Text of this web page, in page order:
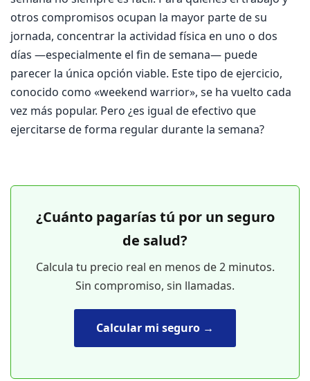
otros compromisos ocupan la mayor parte de su
jornada, concentrar la actividad física en uno o dos
días —especialmente el fin de semana— puede
parecer la única opción viable. Este tipo de ejercicio,
conocido como «weekend warrior», se ha vuelto cada
vez más popular. Pero ¿es igual de efectivo que
ejercitarse de forma regular durante la semana?
¿Cuánto pagarías tú por un seguro
de salud?
Calcula tu precio real en menos de 2 minutos.
Sin compromiso, sin llamadas.
Calcular mi seguro →